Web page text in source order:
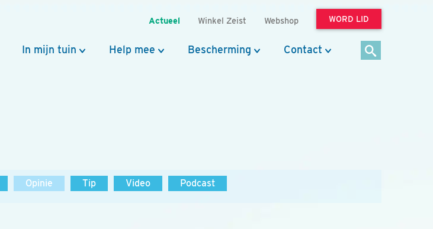
Actueel Winkel Zeist Webshop WORD LID
In mijn tuin Help mee Bescherming Contact
Opinie Tip Video Podcast